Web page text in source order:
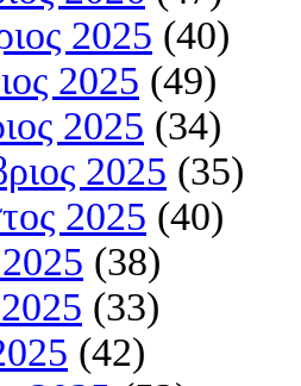
2025 (40)
2025 (49)
2025 (34)
2025 (35)
2025 (40)
2025 (38)
(33)
(42)